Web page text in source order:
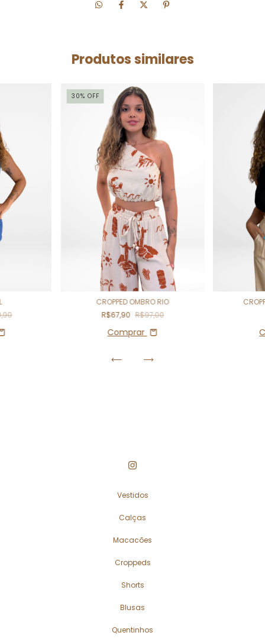
Produtos similares
30% OFF
CROPPED OMBRO RIO
R$67,90 R$97,00
Comprar
Vestidos
Calças
Macacões
Croppeds
Shorts
Blusas
Quentinhos